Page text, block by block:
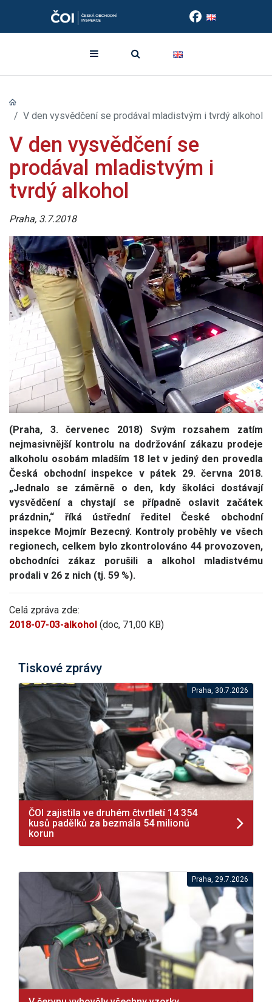
V den vysvědčení se prodával mladistvým i tvrdý alkohol
V den vysvědčení se
prodával mladistvým i
tvrdý alkohol
Praha, 3.7.2018
(Praha, 3. červenec 2018) Svým rozsahem zatím
nejmasivnější kontrolu na dodržování zákazu prodeje
alkoholu osobám mladším 18 let v jediný den provedla
Česká obchodní inspekce v pátek 29. června 2018.
„Jednalo se záměrně o den, kdy školáci dostávají
vysvědčení a chystají se případně oslavit začátek
prázdnin,“ říká ústřední ředitel České obchodní
inspekce Mojmír Bezecný. Kontroly proběhly ve všech
regionech, celkem bylo zkontrolováno 44 provozoven,
obchodníci zákaz porušili a alkohol mladistvému
prodali v 26 z nich (tj. 59 %).
Celá zpráva zde:
2018-07-03-alkohol (doc, 71,00 KB)
Tiskové zprávy
Praha, 30.7.2026
ČOI zajistila ve druhém čtvrtletí 14 354
kusů padělků za bezmála 54 milionů
korun
Praha, 29.7.2026